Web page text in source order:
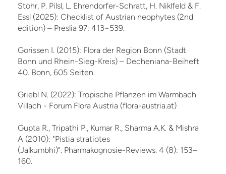
Stöhr, P. Pilsl, L. Ehrendorfer-Schratt, H. Niklfeld & F.
Essl (2025): Checklist of Austrian neophytes (2nd
edition) – Preslia 97: 413−539.
Gorissen I. (2015): Flora der Region Bonn (Stadt
Bonn und Rhein-Sieg-Kreis) – Decheniana-Beiheft
40. Bonn, 605 Seiten.
Griebl N. (2022): Tropische Pflanzen im Warmbach
Villach - Forum Flora Austria (flora-austria.at)
Gupta R., Tripathi P., Kumar R., Sharma A.K. & Mishra
A (2010): "Pistia stratiotes
(Jalkumbhi)". Pharmakognosie-Reviews. 4 (8): 153–
160.